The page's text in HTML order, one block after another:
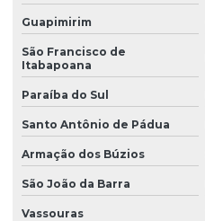
Guapimirim
São Francisco de
Itabapoana
Paraíba do Sul
Santo Antônio de Pádua
Armação dos Búzios
São João da Barra
Vassouras